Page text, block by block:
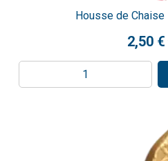
Housse de
2,50 €